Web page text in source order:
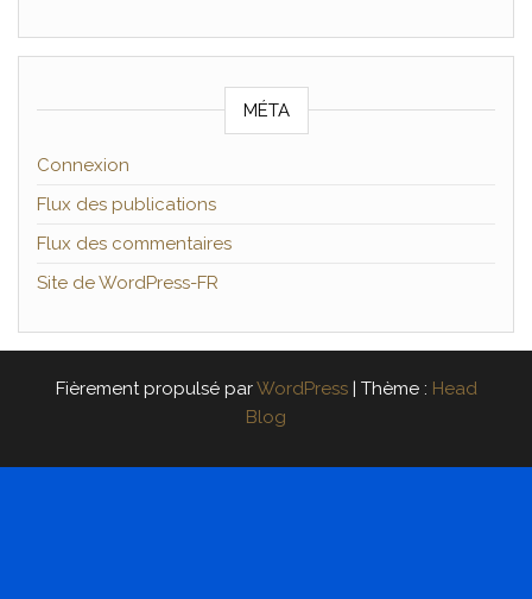
MÉTA
Connexion
Flux des publications
Flux des commentaires
Site de WordPress-FR
Fièrement propulsé parWordPress | Thème : Head
Blog